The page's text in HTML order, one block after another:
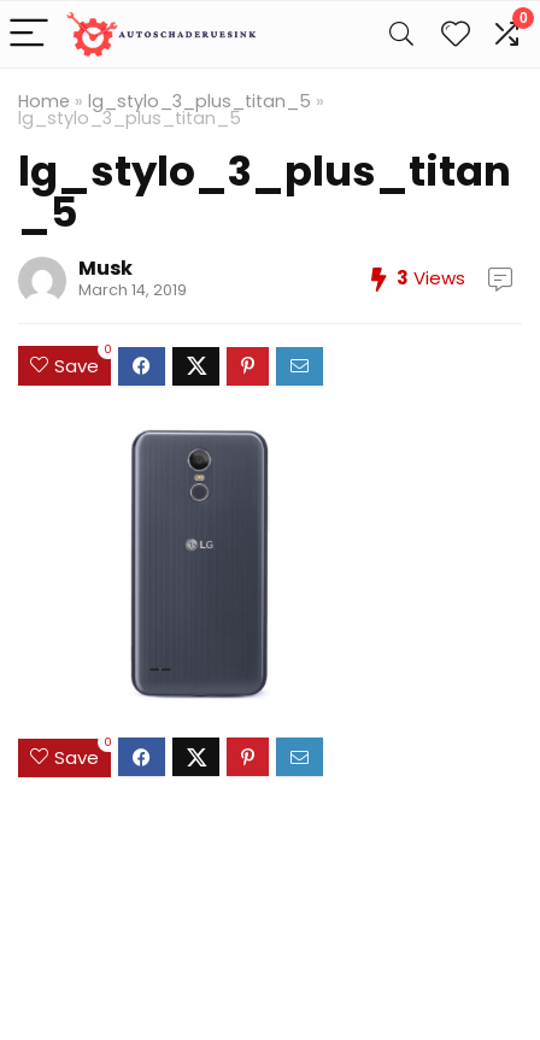
0
Home » lg_stylo_3_plus_titan_5 »
lg_stylo_3_plus_titan_5
lg_stylo_3_plus_titan
_5
Musk
March 14, 2019 3 Views
Save
0
Save
0